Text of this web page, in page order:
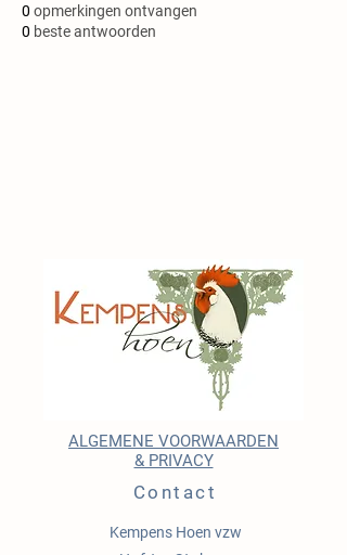
0 opmerkingen ontvangen
0 beste antwoorden
ALGEMENE VOORWAARDEN
& PRIVACY
Contact
Kempens Hoen vzw